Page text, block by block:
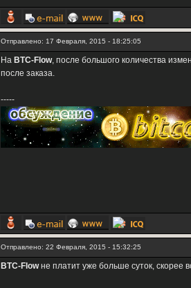
Отправлено: 17 Февраля, 2015 - 18:25:05
На BTC-Flow, после большого количества
после заказа.
-----
Отправлено: 22 Февраля, 2015 - 15:32:25
BTC-Flowне платит уже больше суток, скорее